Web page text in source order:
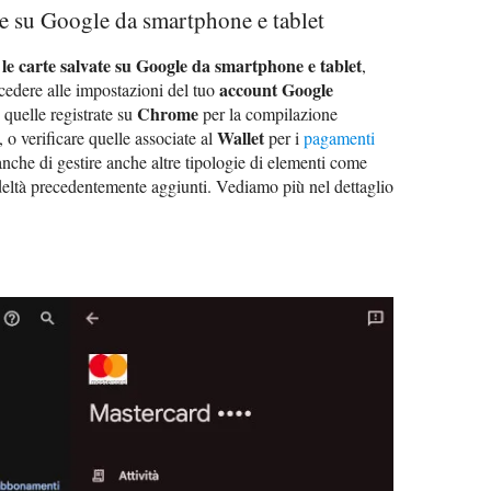
su Google da smartphone e tablet
carte salvate su Google da smartphone e tablet,
alle impostazioni del tuoaccount Google
registrate su Chromeper la compilazione
verificare quelle associate al Walletper i pagamenti
di gestire anche altre tipologie di elementi come
precedentemente aggiunti. Vediamo più nel dettaglio